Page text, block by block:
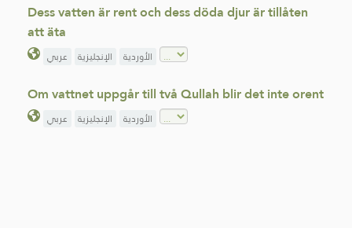
Dess vatten är rent och dess döda djur är tillåten
att äta
عربي الإنجليزية الأوردية
Om vattnet uppgår till två Qullah blir det inte orent
عربي الإنجليزية الأوردية